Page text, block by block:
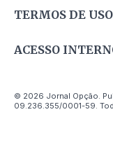
TERMOS DE USO
ACESSO
© 2026 Jornal Opção.
09.236.355/0001-59.